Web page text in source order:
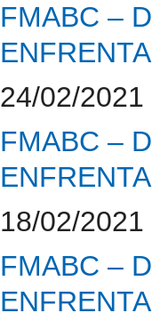
FMABC –
24/02/2021
FMABC –
18/02/2021
FMABC –